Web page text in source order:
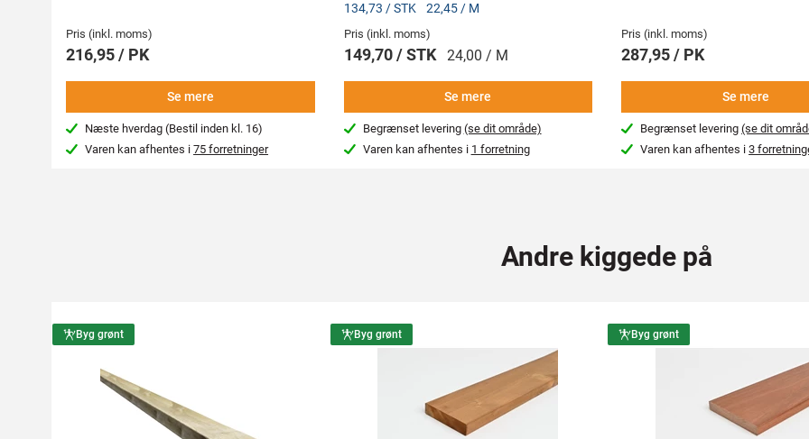
Pris (inkl. moms)
216,95 / PK
Se mere
Næste hverdag (Bestil inden kl. 16)
Varen kan afhentes i75 forretninger
134,73 / STK 22,45 / M
Pris (inkl. moms)
149,70 / STK 24,00 / M
Se mere
Begrænset levering (se dit område)
Varen kan afhentes i 1 forretning
Pris (inkl. moms)
287,95 / PK
Se mere
Begrænset levering(se dit
Varen kan afhentes i3
Andre kiggede på
Byg grønt Byg grønt Byg grønt